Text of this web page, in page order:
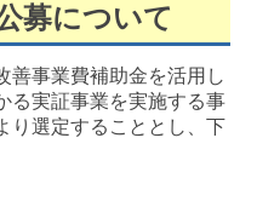
募について
事業費補助金を活用し
る実証事業を実施する事
り選定することとし、下